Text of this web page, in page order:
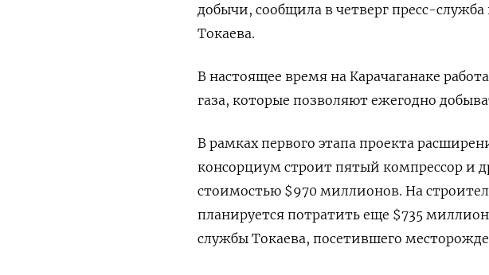
добычи, сообщила в четверг пресс-
Токаева.
В настоящее время на Карачаганаке
газа, которые позволяют ежегодно
В рамках первого этапа проекта
консорциум строит пятый компрессор и
стоимостью $970 миллионов. На
планируется потратить еще $735
службы Токаева, посетившего